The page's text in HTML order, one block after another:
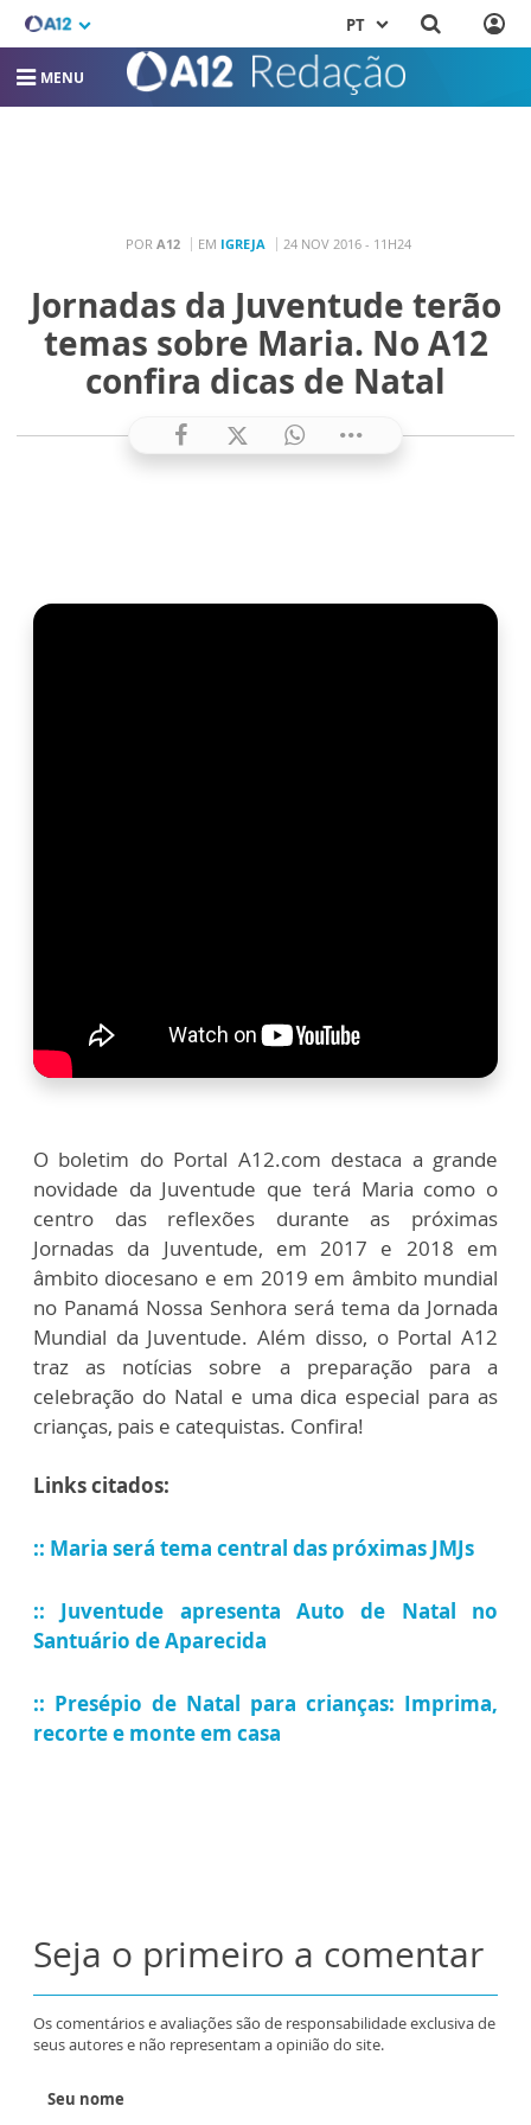
PT
MENU
POR A12 EM IGREJA 24 NOV 2016 - 11H24
Jornadas da Juventude terão
temas sobre Maria. No A12
confira dicas de Natal
O boletim do Portal A12.com destaca a grande
novidade da Juventude que terá Maria como o
centro das reflexões durante as próximas
Jornadas da Juventude, em 2017 e 2018 em
âmbito diocesano e em 2019 em âmbito mundial
no Panamá Nossa Senhora será tema da Jornada
Mundial da Juventude. Além disso, o Portal A12
traz as notícias sobre a preparação para a
celebração do Natal e uma dica especial para as
crianças, pais e catequistas. Confira!
Links citados:
:: Maria será tema central das próximas JMJs
:: Juventude apresenta Auto de Natal no
Santuário de Aparecida
:: Presépio de Natal para crianças: Imprima,
recorte e monte em casa
Seja o primeiro a comentar
Os comentários e avaliações são de responsabilidade exclusiva de
seus autores e não representam a opinião do site.
Seu nome